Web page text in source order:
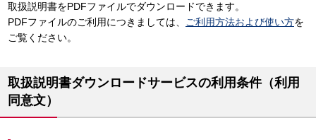
取扱説明書をPDFファイルでダウンロードできます。
PDFファイルのご利用につきましては、
ご利用方法および使い方を
ご覧ください。
取扱説明書ダウンロードサービスの利用条件（利用
同意文）